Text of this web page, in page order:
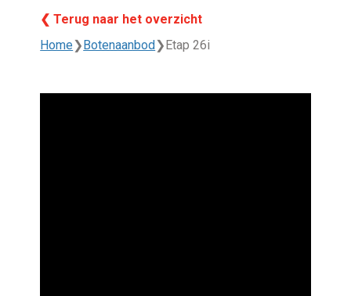
❮ Terug naar het overzicht
Home❯Botenaanbod❯Etap 26i